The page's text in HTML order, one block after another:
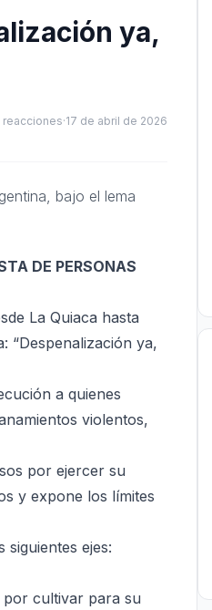
ya,
reacciones·17 de abril de 2026
bajo el lema
DE PERSONAS
La Quiaca hasta
“Despenalización ya,
a quienes
violentos,
por ejercer su
y expone los límites
ejes:
por cultivar para su